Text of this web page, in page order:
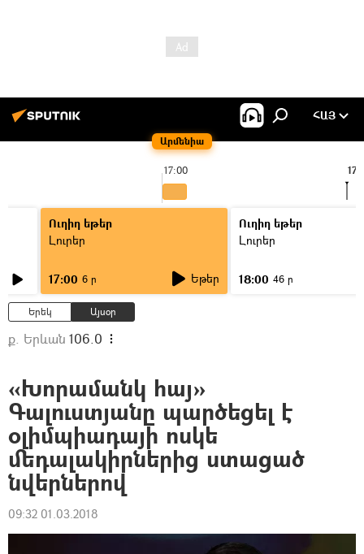
Արմենիա
ՀԱՅ
17:00
Ուղիղ եթեր
Լուրեր
17:00 6 ր Եթեր
Ուղիղ եթեր
Լուրեր
18:00 46 ր
Երեկ Այսօր
ք. Երևան 106.0
«Խորամանկ հայ»
Գալուստյանը պարծեցել է
օլիմպիադայի ոսկե
մեդալակիրներից ստացած
նվերներով
09:32 01.03.2018